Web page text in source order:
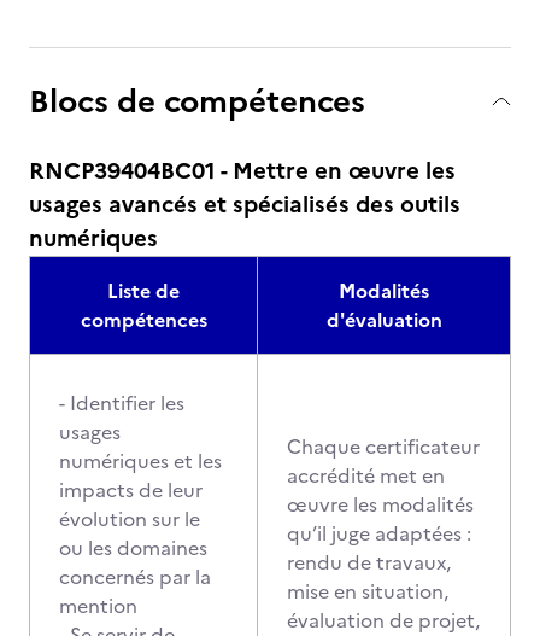
Blocs de compétences
RNCP39404BC01 - Mettre en œuvre les
usages avancés et spécialisés des outils
numériques
Liste de
compétences
Modalités
d'évaluation
- Identifier les
usages
numériques et les
impacts de leur
évolution sur le
ou les domaines
concernés par la
mention
Chaque certificateur
accrédité met en
œuvre les modalités
qu’il juge adaptées :
rendu de travaux,
mise en situation,
évaluation de projet,